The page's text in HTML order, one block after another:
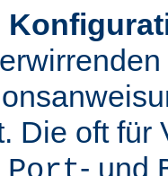
Die oft für
- und